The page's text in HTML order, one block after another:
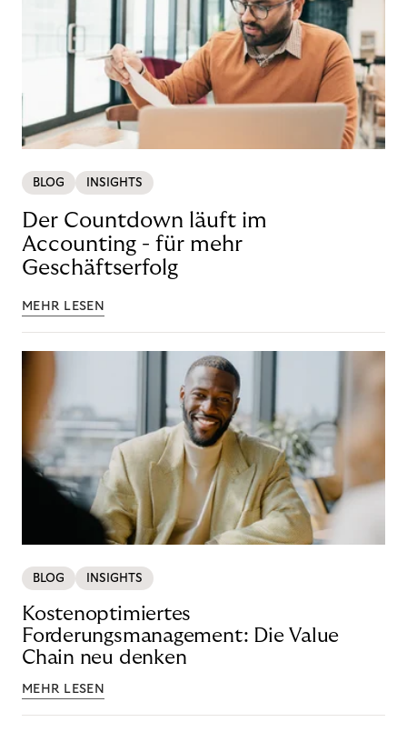
BLOG INSIGHTS
Der Countdown läuft im
Accounting - für mehr
Geschäftserfolg
MEHR LESEN
BLOG INSIGHTS
Kostenoptimiertes
Forderungsmanagement: Die Value
Chain neu denken
MEHR LESEN